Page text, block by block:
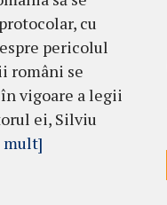
cu
pericolul
români se
vigoare a legii
ei, Silviu
mult]